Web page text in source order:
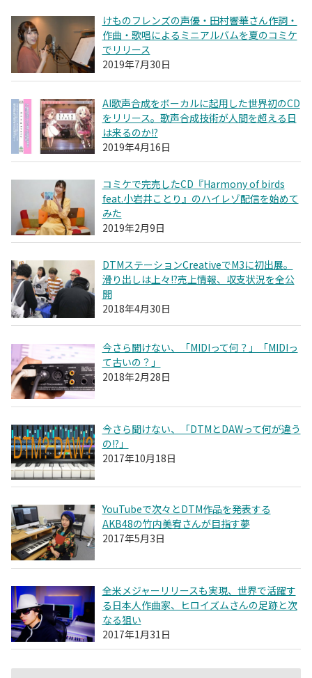
けものフレンズの声優・田村響華さん作詞・
作曲・歌唱によるミニアルバムを夏のコミケ
でリリース
2019年7月30日
AI歌声合成をボーカルに起用した世界初のCD
をリリース。歌声合成技術が人間を超える日
は来るのか!?
2019年4月16日
コミケで完売したCD『Harmony of birds
feat.小岩井ことり』のハイレゾ配信を始めて
みた
2019年2月9日
DTMステーションCreativeでM3に初出展。
滑り出しは上々!?売上情報、収支状況を全公
開
2018年4月30日
今さら聞けない、「MIDIって何？」「MIDIっ
て古いの？」
2018年2月28日
今さら聞けない、「DTMとDAWって何が違う
の!?」
2017年10月18日
YouTubeで次々とDTM作品を発表する
AKB48の竹内美宥さんが目指す夢
2017年5月3日
全米メジャーリリースも実現、世界で活躍す
る日本人作曲家、ヒロイズムさんの足跡と次
なる狙い
2017年1月31日